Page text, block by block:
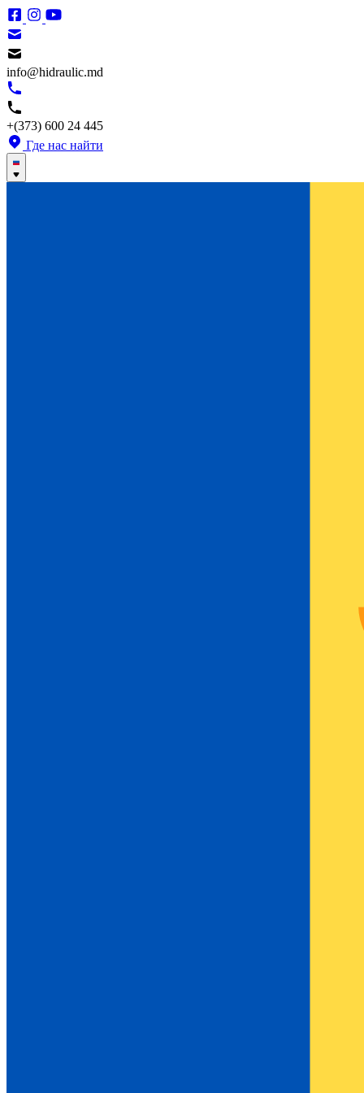
info@hidraulic.md
+(373) 600 24 445
Где нас найти